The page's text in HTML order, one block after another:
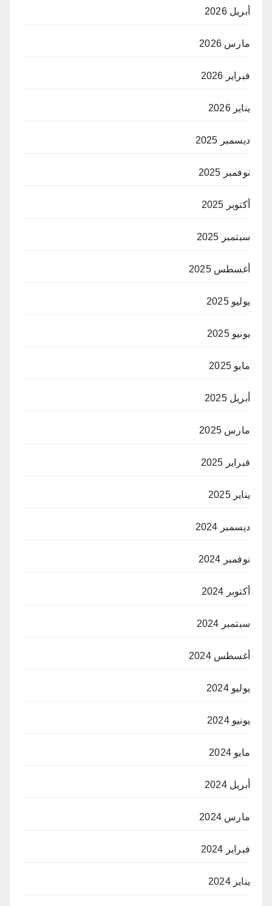
أبريل 2026
مارس 2026
فبراير 2026
يناير 2026
ديسمبر 2025
نوفمبر 2025
أكتوبر 2025
سبتمبر 2025
أغسطس 2025
يوليو 2025
يونيو 2025
مايو 2025
أبريل 2025
مارس 2025
فبراير 2025
يناير 2025
ديسمبر 2024
نوفمبر 2024
أكتوبر 2024
سبتمبر 2024
أغسطس 2024
يوليو 2024
يونيو 2024
مايو 2024
أبريل 2024
مارس 2024
فبراير 2024
يناير 2024